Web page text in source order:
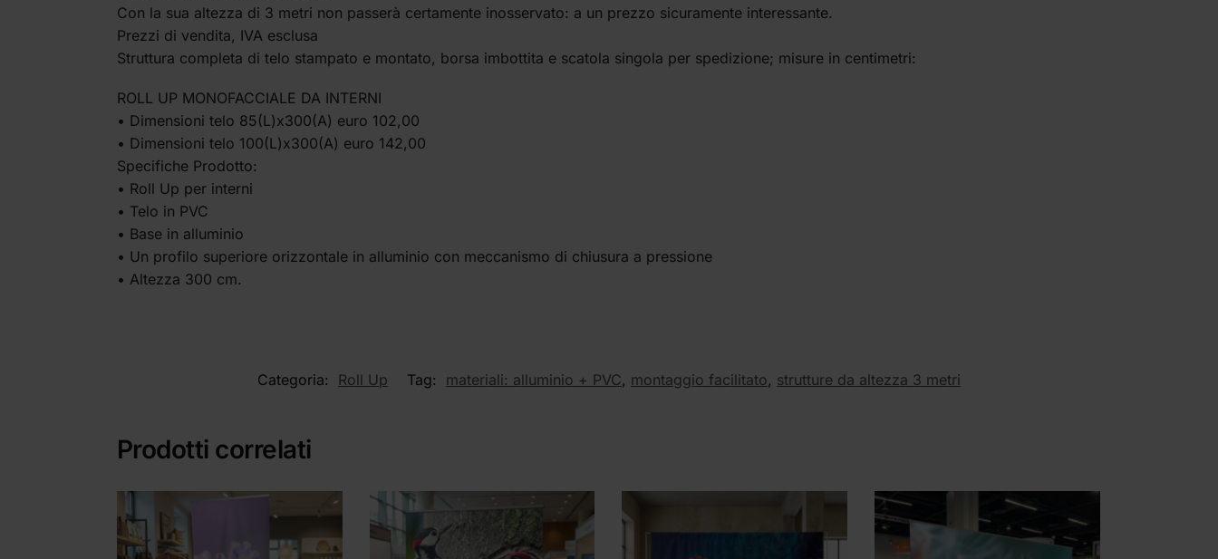
Con la sua altezza di 3 metri non passerà certamente inosservato: a un prezzo sicuramente interessante.
Prezzi di vendita, IVA esclusa
Struttura completa di telo stampato e montato, borsa imbottita e scatola singola per spedizione; misure in centimetri:
ROLL UP MONOFACCIALE DA INTERNI
• Dimensioni telo 85(L)x300(A) euro 102,00
• Dimensioni telo 100(L)x300(A) euro 142,00
Specifiche Prodotto:
• Roll Up per interni
• Telo in PVC
• Base in alluminio
• Un profilo superiore orizzontale in alluminio con meccanismo di chiusura a pressione
• Altezza 300 cm.
Categoria: Roll Up Tag: materiali: alluminio + PVC, montaggio facilitato, strutture da altezza 3 metri
Prodotti correlati